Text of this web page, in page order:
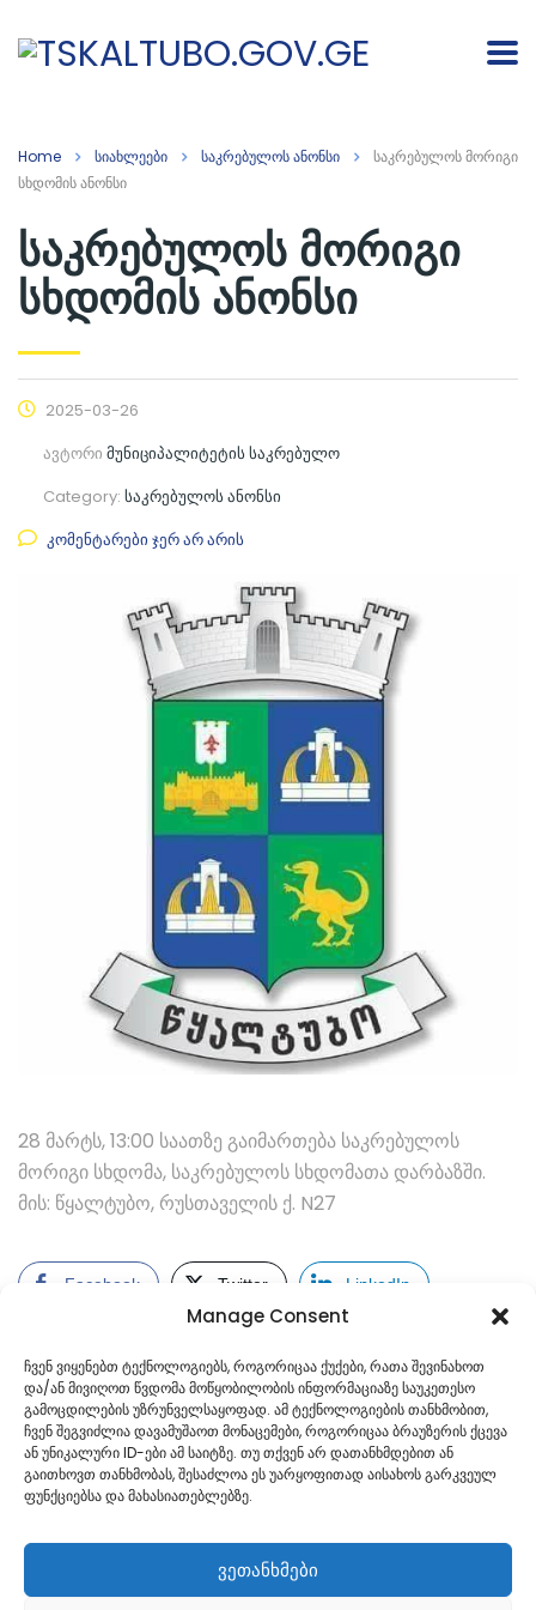
Manage Consent
ჩვენ ვიყენებთ ტექნოლოგიებს, როგორიცაა ქუქები, რათა შევინახოთ
და/ან მივიღოთ წვდომა მოწყობილობის ინფორმაციაზე საუკეთესო
გამოცდილების უზრუნველსაყოფად. ამ ტექნოლოგიების თანხმობით,
ჩვენ შეგვიძლია დავამუშაოთ მონაცემები, როგორიცაა ბრაუზერის ქცევა
ან უნიკალური ID-ები ამ საიტზე. თუ თქვენ არ დათანხმდებით ან
გაითხოვთ თანხმობას, შესაძლოა ეს უარყოფითად აისახოს გარკვეულ
ფუნქციებსა და მახასიათებლებზე.
ვეთანხმები
Home სიახლეები საკრებულოს ანონსი
საკრებულოს მორიგი
სხდომის ანონსი
საკრებულოს მორიგი
სხდომის ანონსი
2025-03-26
ავტორი მუნიციპალიტეტის საკრებულო
Category: საკრებულოს ანონსი
კომენტარები ჯერ არ არის
28 მარტს, 13:00 საათზე გაიმართება საკრებულოს
მორიგი სხდომა, საკრებულოს სხდომათა დარბაზში.
მის: წყალტუბო, რუსთაველის ქ. N27
Facebook Twitter LinkedIn